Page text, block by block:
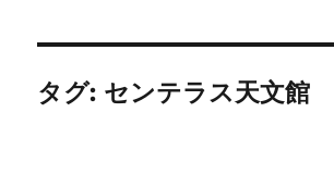
タグ: センテラス天文館